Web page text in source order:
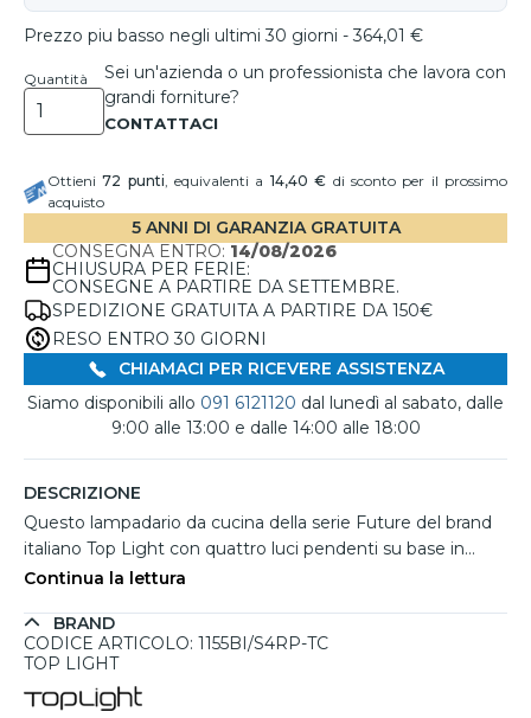
Prezzo piu basso negli ultimi 30 giorni - 364,01 €
Quantità
Sei un'azienda o un professionista che lavora con
grandi forniture?
Ottieni72 punti, equivalenti a 14,40 € di sconto per il prossimo
acquisto
5 ANNI DI GARANZIA GRATUITA
CONSEGNA ENTRO: 14/08/2026
CHIUSURA PER FERIE:
CONSEGNE A PARTIRE DA SETTEMBRE.
SPEDIZIONE GRATUITA A PARTIRE DA 150€
RESO ENTRO 30 GIORNI
CHIAMACI PER RICEVERE ASSISTENZA
Siamo disponibili allo 091 6121120 dal lunedì al sabato, dalle
9:00 alle 13:00 e dalle 14:00 alle 18:00
DESCRIZIONE
Questo lampadario da cucina della serie Future del brand
italiano Top Light con quattro luci pendenti su base in
metallo bianco è un perfetto equilibrio tra design
trasparenti e 2 cromate, si alternano su una barra
orizzontale in metallo bianco, creando un gioco di riflessi
pranzo. Le sfere, dal diametro di 15 cm, sono un vero
Continua la lettura
BRAND
CODICE ARTICOLO: 1155BI/S4RP-TC
TOP LIGHT